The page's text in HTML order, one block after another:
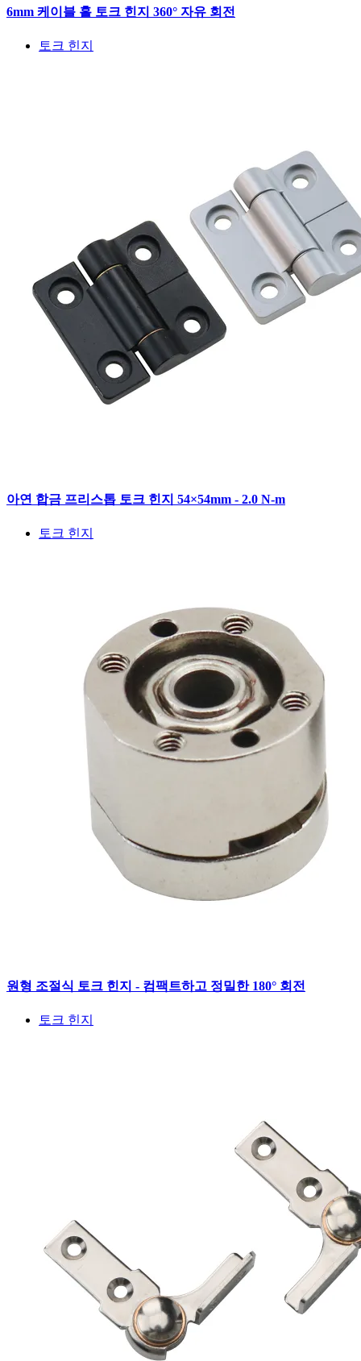
6mm 케이블 홀 토크 힌지 360° 자유 회전
토크 힌지
아연 합금 프리스톱 토크 힌지 54×54mm - 2.0 N-m
토크 힌지
원형 조절식 토크 힌지 - 컴팩트하고 정밀한 180° 회전
토크 힌지